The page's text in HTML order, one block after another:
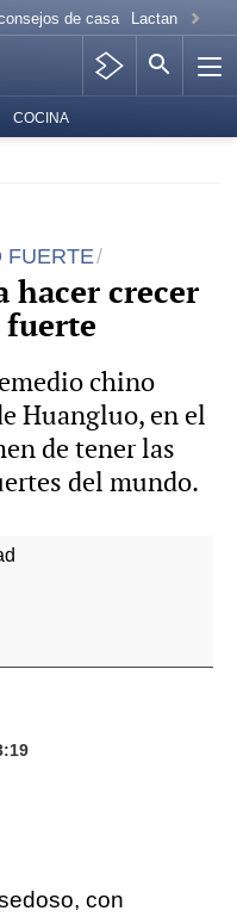
de casa Lactancia
COCINA
FUERTE
hacer crecer
chino
Huangluo, en el
de tener las
del mundo.
con